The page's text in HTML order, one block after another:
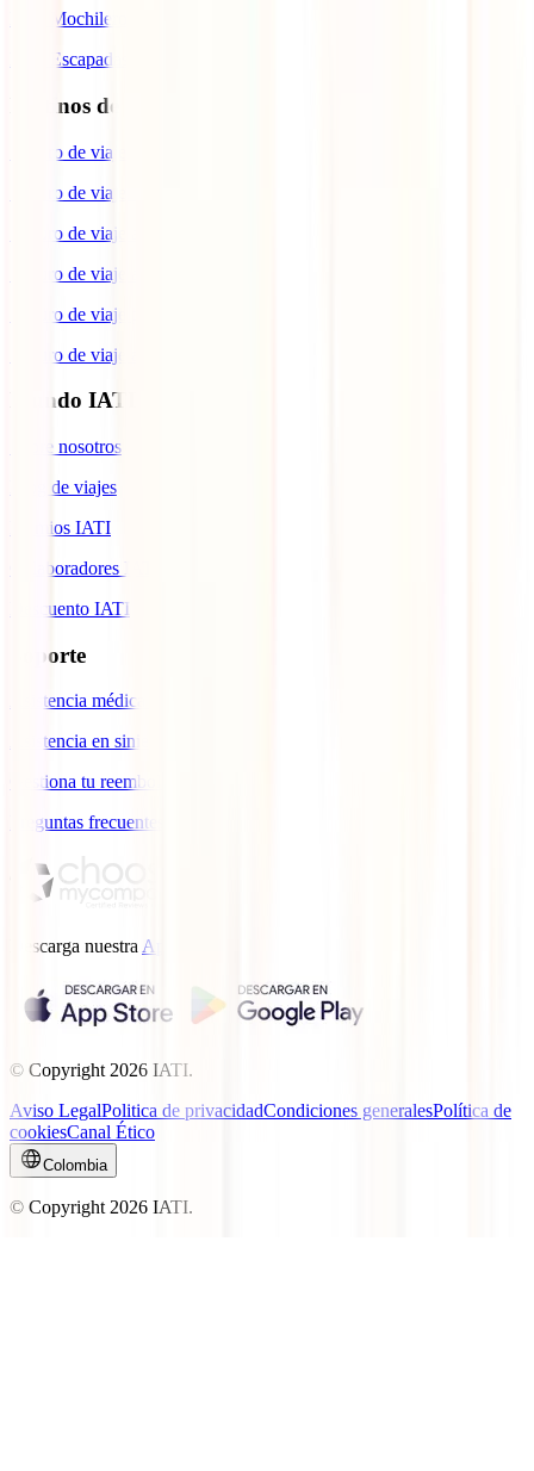
IATI Mochilero
IATI Escapadas
Destinos de interés
Seguro de viaje a España
Seguro de viaje a Europa
Seguro de viaje a Suiza
Seguro de viaje a Estados Unidos
Seguro de viaje para Brasil
Seguro de viaje a Cuba
Mundo IATI
Sobre nosotros
Blog de viajes
Premios IATI
Colaboradores IATI
Descuento IATI
Soporte
Asistencia médica en viajes
Asistencia en siniestros
Gestiona tu reembolso
Preguntas frecuentes
Descarga nuestraApp.
© Copyright2026 IATI.
Aviso LegalPolitica de privacidadCondiciones generalesPolítica de
cookiesCanal Ético
Colombia
© Copyright2026 IATI.